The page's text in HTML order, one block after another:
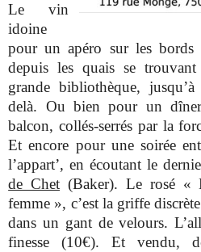
Le vin
idoine
pour un apéro sur les bords
depuis les quais se
grande bibliothèque,
delà. Ou bien pour un
balcon, collés-serrés par la
Et encore pour une soirée
l’appart’, en écoutant le
de Chet (Baker). Le rosé «
femme », c’est la griffe
dans un gant de velours.
finesse (10€). Et vendu,